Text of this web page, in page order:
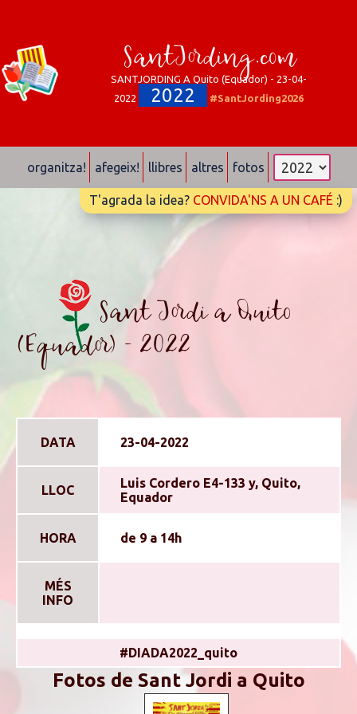
SantJording.com
SANTJORDING A Quito (Equador) - 23-04-
2022
2022 #SantJording2026
organitza! afegeix! llibres altres fotos
T'agrada la idea? CONVIDA'NS A UN CAFÉ :)
Sant Jordi a Quito
(Equador) - 2022
DATA 23-04-2022
LLOC
Luis Cordero E4-133 y, Quito,
Equador
HORA de 9 a 14h
MÉS
INFO
#DIADA2022_quito
Fotos de Sant Jordi a Quito